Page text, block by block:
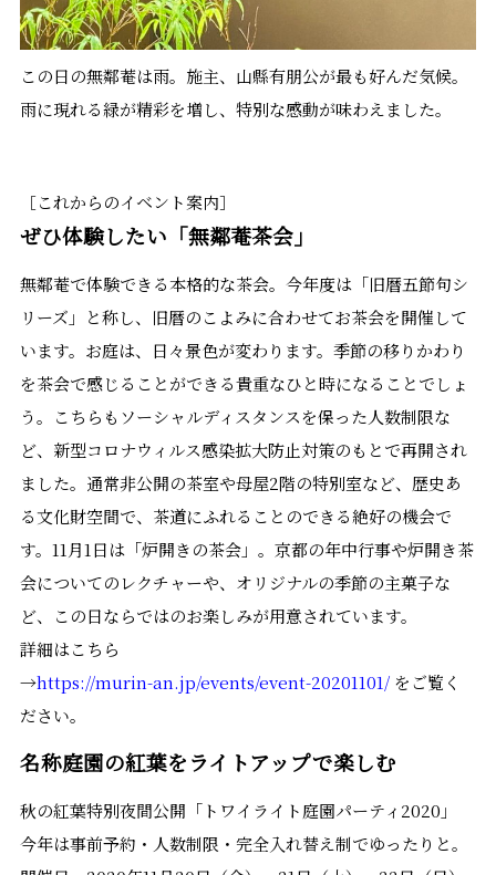
この日の無鄰菴は雨。施主、山縣有朋公が最も好んだ気候。
雨に現れる緑が精彩を増し、特別な感動が味わえました。
［これからのイベント案内］
ぜひ体験したい「無鄰菴茶会」
無鄰菴で体験できる本格的な茶会。今年度は「旧暦五節句シ
リーズ」と称し、旧暦のこよみに合わせてお茶会を開催して
います。お庭は、日々景色が変わります。季節の移りかわり
を茶会で感じることができる貴重なひと時になることでしょ
う。こちらもソーシャルディスタンスを保った人数制限な
ど、新型コロナウィルス感染拡大防止対策のもとで再開され
ました。通常非公開の茶室や母屋2階の特別室など、歴史あ
る文化財空間で、茶道にふれることのできる絶好の機会で
す。11月1日は「炉開きの茶会」。京都の年中行事や炉開き茶
会についてのレクチャーや、オリジナルの季節の主菓子な
ど、この日ならではのお楽しみが用意されています。
詳細はこちら
→https://murin-an.jp/events/event-20201101/ をご覧く
ださい。
名称庭園の紅葉をライトアップで楽しむ
秋の紅葉特別夜間公開「トワイライト庭園パーティ2020」
今年は事前予約・人数制限・完全入れ替え制でゆったりと。